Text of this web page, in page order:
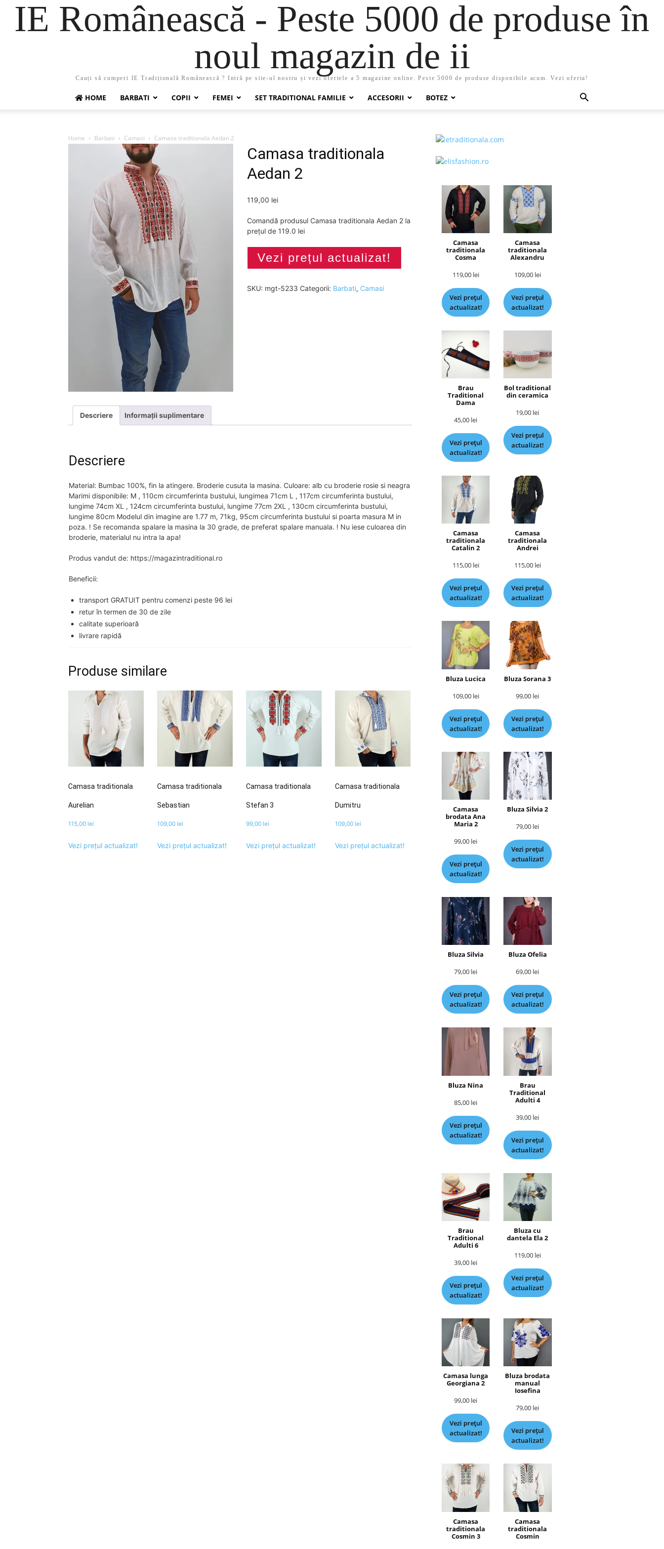
IE Românească - Peste 5000 de produse în
noul magazin de ii
Cauți să cumperi IE Tradițională Românească ? Intră pe site-ul nostru și vezi ofertele a 5 magazine online. Peste 5000 de produse disponibile acum. Vezi oferta!
HOME BARBATI COPII FEMEI SET TRADITIONAL FAMILIE ACCESORII BOTEZ
Home Barbati Camasi Camasa traditionala Aedan 2
Camasa traditionala
Aedan 2
119,00 lei
Comandă produsul Camasa traditionala Aedan 2 la
prețul de 119.0 lei
Vezi prețul actualizat!
SKU: mgt-5233 Categorii: Barbati, Camasi
Descriere Informații suplimentare
Descriere
Material: Bumbac 100%, fin la atingere. Broderie cusuta la masina. Culoare: alb cu broderie rosie si neagra
Marimi disponibile: M , 110cm circumferinta bustului, lungimea 71cm L , 117cm circumferinta bustului,
lungime 74cm XL , 124cm circumferinta bustului, lungime 77cm 2XL , 130cm circumferinta bustului,
lungime 80cm Modelul din imagine are 1.77 m, 71kg, 95cm circumferinta bustului si poarta masura M in
poza. ! Se recomanda spalare la masina la 30 grade, de preferat spalare manuala. ! Nu iese culoarea din
broderie, materialul nu intra la apa!
Produs vandut de: https://magazintraditional.ro
Beneficii:
transport GRATUIT pentru comenzi peste 96 lei
retur în termen de 30 de zile
calitate superioară
livrare rapidă
Produse similare
Camasa traditionala
Aurelian
115,00 lei
Vezi prețul actualizat!
Camasa traditionala
Sebastian
109,00 lei
Vezi prețul actualizat!
Camasa traditionala
Stefan 3
99,00 lei
Vezi prețul actualizat!
Camasa traditionala
Dumitru
109,00 lei
Vezi prețul actualizat!
Camasa
traditionala
Cosma
119,00 lei
Vezi prețul
actualizat!
Camasa
traditionala
Alexandru
109,00 lei
Vezi prețul
actualizat!
Brau
Traditional
Dama
45,00 lei
Vezi prețul
actualizat!
Bol traditional
din ceramica
19,00 lei
Vezi prețul
actualizat!
Camasa
traditionala
Catalin 2
115,00 lei
Vezi prețul
actualizat!
Camasa
traditionala
Andrei
115,00 lei
Vezi prețul
actualizat!
Bluza Lucica
109,00 lei
Vezi prețul
actualizat!
Bluza Sorana 3
99,00 lei
Vezi prețul
actualizat!
Camasa
brodata Ana
Maria 2
99,00 lei
Vezi prețul
actualizat!
Bluza Silvia 2
79,00 lei
Vezi prețul
actualizat!
Bluza Silvia
79,00 lei
Vezi prețul
actualizat!
Bluza Ofelia
69,00 lei
Vezi prețul
actualizat!
Bluza Nina
85,00 lei
Vezi prețul
actualizat!
Brau
Traditional
Adulti 4
39,00 lei
Vezi prețul
actualizat!
Brau
Traditional
Adulti 6
39,00 lei
Vezi prețul
actualizat!
Bluza cu
dantela Ela 2
119,00 lei
Vezi prețul
actualizat!
Camasa lunga
Georgiana 2
99,00 lei
Vezi prețul
actualizat!
Bluza brodata
manual
Iosefina
79,00 lei
Vezi prețul
actualizat!
Camasa
traditionala
Cosmin 3
Camasa
traditionala
Cosmin